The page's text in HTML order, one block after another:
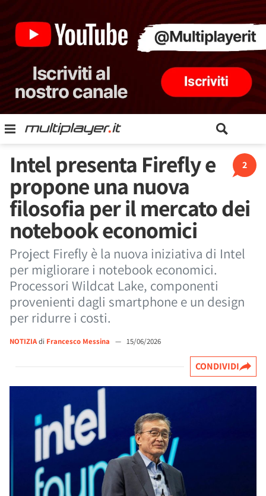
2
Intel presenta Firefly e
propone una nuova
filosofia per il mercato dei
notebook economici
Project Firefly è la nuova iniziativa di Intel
per migliorare i notebook economici.
Processori Wildcat Lake, componenti
provenienti dagli smartphone e un design
per ridurre i costi.
NOTIZIAdi Francesco Messina — 15/06/2026
CONDIVIDI